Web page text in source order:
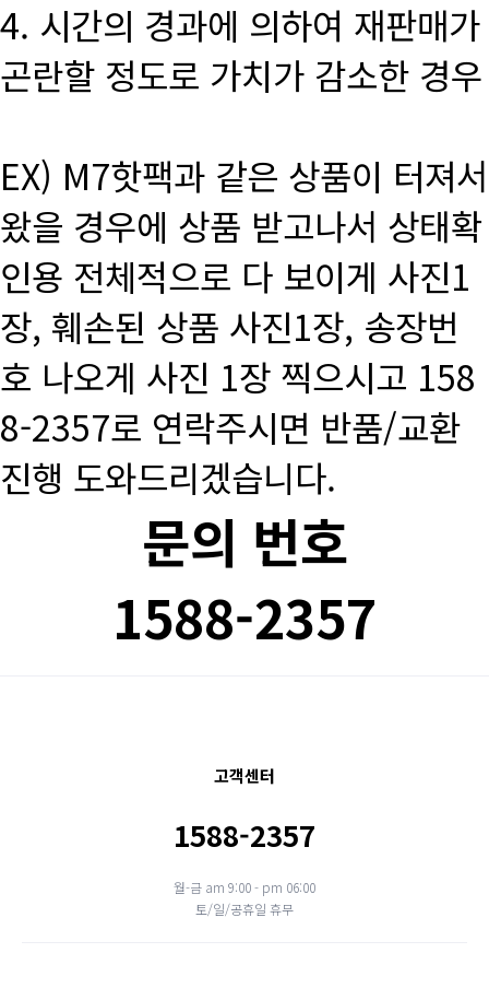
4. 시간의 경과에 의하여 재판매가
곤란할 정도로 가치가 감소한 경우
EX) M7핫팩과 같은 상품이 터져서
왔을 경우에 상품 받고나서 상태확
인용 전체적으로 다 보이게 사진1
장, 훼손된 상품 사진1장, 송장번
호 나오게 사진 1장 찍으시고 158
8-2357로 연락주시면 반품/교환
진행 도와드리겠습니다.
문의 번호
1588-2357
고객센터
1588-2357
월-금 am 9:00 - pm 06:00
토/일/공휴일 휴무